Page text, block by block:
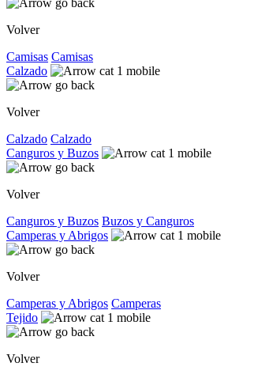
Volver
Camisas Camisas
Calzado
Volver
Calzado Calzado
Canguros y Buzos
Volver
Canguros y Buzos Buzos y Canguros
Camperas y Abrigos
Volver
Camperas y Abrigos Camperas
Tejido
Volver